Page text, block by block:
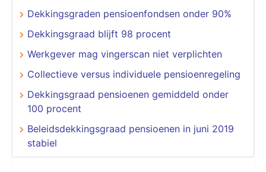
Dekkingsgraden pensioenfondsen onder 90%
Dekkingsgraad blijft 98 procent
Werkgever mag vingerscan niet verplichten
Collectieve versus individuele pensioenregeling
Dekkingsgraad pensioenen gemiddeld onder
100 procent
Beleidsdekkingsgraad pensioenen in juni 2019
stabiel